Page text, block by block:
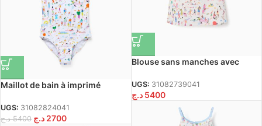
Maillot de bain à imprimé
blanc
UGS: 31082824041
5400 د.ج 2700 د.ج
Blouse sans manches avec
pour fille, blanc
UGS: 31082739041
5400 د.ج